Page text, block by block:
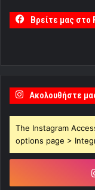
Βρείτε μας στο
Ακολουθήστε
The Instagram
options page >